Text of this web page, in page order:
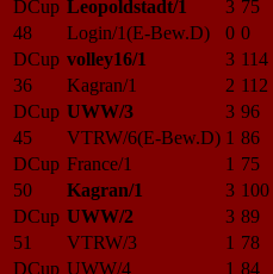
DCup Leopoldstadt/1 3 75
48
Login/1(E-Bew.D) 0 0
DCup volley16/1 3 114
36
Kagran/1 2 112
DCup UWW/3 3 96
45
VTRW/6(E-Bew.D) 1 86
DCup France/1 1 75
50
Kagran/1 3 100
DCup UWW/2 3 89
51
VTRW/3 1 78
DCup UWW/4 1 84